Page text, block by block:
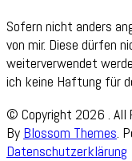
Sofern nicht anders
von mir. Diese dürfen
weiterverwendet
ich keine Haftung für
© Copyright 2026 . All
By Blossom Themes.
Datenschutzerklärung